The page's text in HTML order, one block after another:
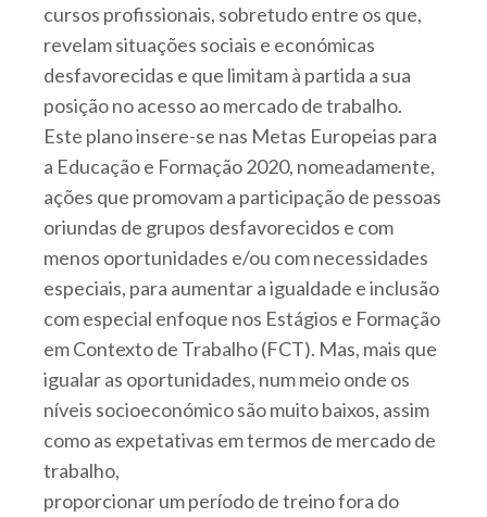
cursos profissionais, sobretudo entre os que,
revelam situações sociais e económicas
desfavorecidas e que limitam à partida a sua
posição no acesso ao mercado de trabalho.
Este plano insere-se nas Metas Europeias para
a Educação e Formação 2020, nomeadamente,
ações que promovam a participação de pessoas
oriundas de grupos desfavorecidos e com
menos oportunidades e/ou com necessidades
especiais, para aumentar a igualdade e inclusão
com especial enfoque nos Estágios e Formação
em Contexto de Trabalho (FCT). Mas, mais que
igualar as oportunidades, num meio onde os
níveis socioeconómico são muito baixos, assim
como as expetativas em termos de mercado de
trabalho,
proporcionar um período de treino fora do